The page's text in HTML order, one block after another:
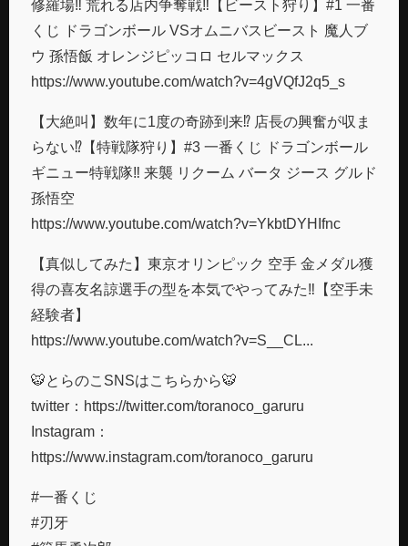
修羅場‼︎ 荒れる店内争奪戦‼︎【ビースト狩り】#1 一番
くじ ドラゴンボール VSオムニバスビースト 魔人ブ
ウ 孫悟飯 オレンジピッコロ セルマックス
https://www.youtube.com/watch?v=4gVQfJ2q5_s
【大絶叫】数年に1度の奇跡到来⁉︎ 店長の興奮が収ま
らない⁉︎【特戦隊狩り】#3 一番くじ ドラゴンボール
ギニュー特戦隊‼︎ 来襲 リクーム バータ ジース グルド
孫悟空
https://www.youtube.com/watch?v=YkbtDYHIfnc
【真似してみた】東京オリンピック 空手 金メダル獲
得の喜友名諒選手の型を本気でやってみた‼︎【空手未
経験者】
https://www.youtube.com/watch?v=S__CL...
🐯とらのこSNSはこちらから🐯
twitter：https://twitter.com/toranoco_garuru
Instagram​：
https://www.instagram.com/toranoco_garuru
#一番くじ
#刃牙